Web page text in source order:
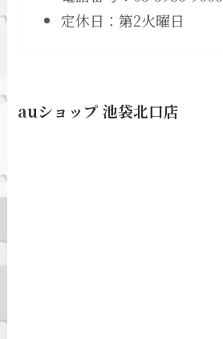
定休日：第2火曜日
auショップ 池袋北口店